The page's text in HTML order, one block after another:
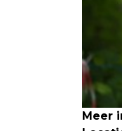
Meer